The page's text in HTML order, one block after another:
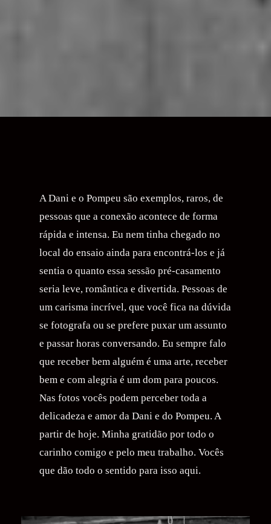
A Dani e o Pompeu são exemplos, raros, de
pessoas que a conexão acontece de forma
rápida e intensa. Eu nem tinha chegado no
local do ensaio ainda para encontrá-los e já
sentia o quanto essa sessão pré-casamento
seria leve, romântica e divertida. Pessoas de
um carisma incrível, que você fica na dúvida
se fotografa ou se prefere puxar um assunto
e passar horas conversando. Eu sempre falo
que receber bem alguém é uma arte, receber
bem e com alegria é um dom para poucos.
Nas fotos vocês podem perceber toda a
delicadeza e amor da Dani e do Pompeu. A
partir de hoje. Minha gratidão por todo o
carinho comigo e pelo meu trabalho. Vocês
que dão todo o sentido para isso aqui.